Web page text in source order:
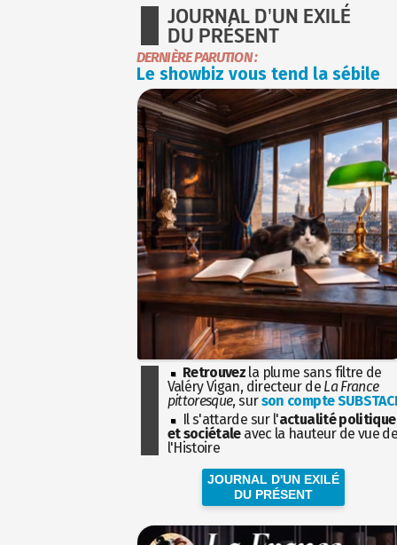
JOURNAL D'UN EXILÉ
DU PRÉSENT
DERNIÈRE PARUTION :
Le showbiz vous tend la sébile
Retrouvez la plume sans filtre de
Valéry Vigan, directeur de La France
pittoresque, surson compte
Il s'attarde sur l'actualité politique
et sociétaleavec la hauteur de vue
l'Histoire
JOURNAL D'UN EXILÉ
DU PRÉSENT